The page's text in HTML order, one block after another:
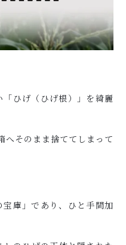
ひげ（ひげ根）」を綺麗
へそのまま捨ててしまって
庫」であり、ひと手間加